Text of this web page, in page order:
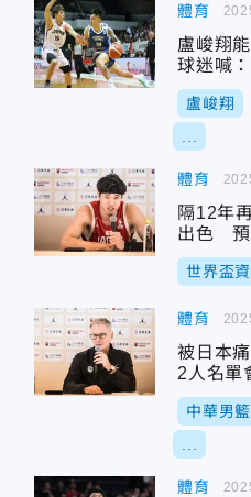
體育
盧峻翔
球迷喊
盧峻翔
體育
隔12年
出色 預
世界盃
體育
被日本
2人名單
中華男籃
體育